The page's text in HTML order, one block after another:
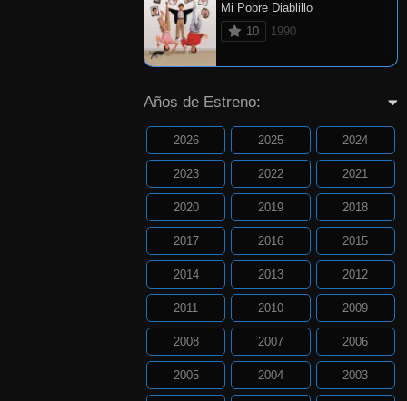
Mi Pobre Diablillo
10
1990
Años de Estreno:
2026 2025 2024
2023 2022 2021
2020 2019 2018
2017 2016 2015
2014 2013 2012
2011 2010 2009
2008 2007 2006
2005 2004 2003